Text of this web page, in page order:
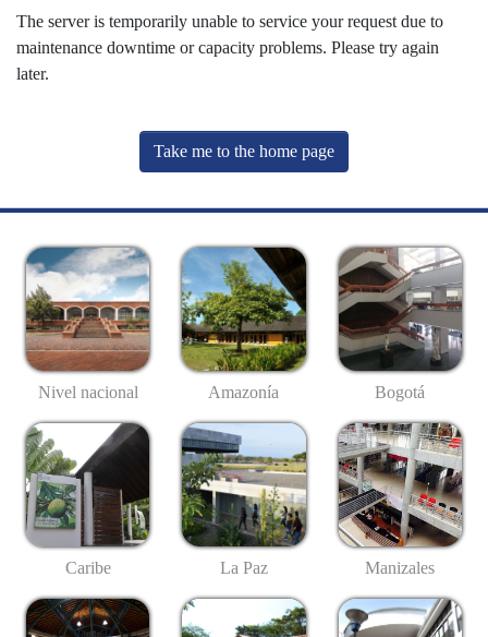
The server is temporarily unable to service your request due to
maintenance downtime or capacity problems. Please try again
later.
Take me to the home page
Nivel nacional Amazonía Bogotá
Caribe La Paz Manizales